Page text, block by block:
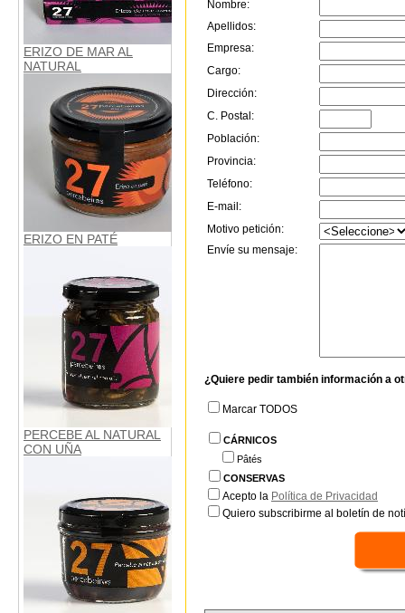
ERIZO DE MAR AL
NATURAL
ERIZO EN PATÉ
PERCEBE AL NATURAL
CON UÑA
Nombre:
Apellidos:
Empresa:
Cargo:
Dirección:
C. Postal:
Población:
Provincia:
Teléfono:
E-mail:
Motivo petición:
Envíe su mensaje:
¿Quiere pedir también información a
Marcar TODOS
CÁRNICOS
Pâtés
CONSERVAS
Acepto la Política de Privacidad
Quiero subscribirme al boletín de